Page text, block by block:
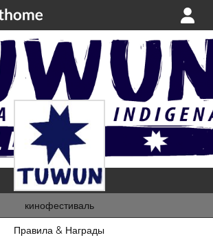
кинофестиваль
Правила & Награды